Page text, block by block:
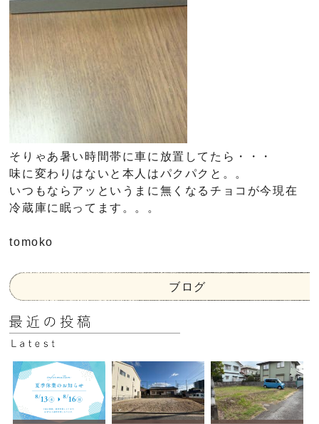
そりゃあ暑い時間帯に車に放置してたら・・・
味に変わりはないと本人はパクパクと。。
いつもならアッというまに無くなるチョコが今現在
冷蔵庫に眠ってます。。。
tomoko
ブログ